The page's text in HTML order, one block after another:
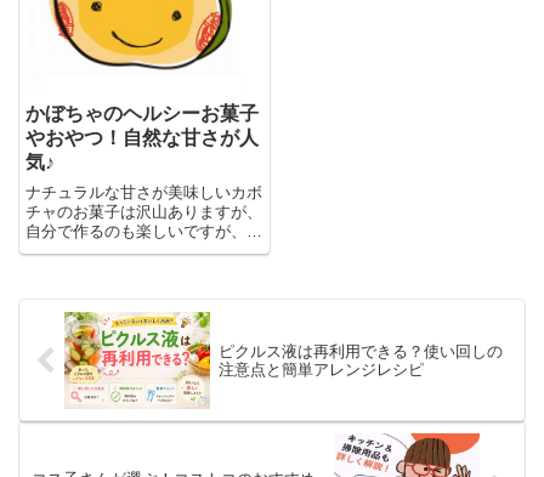
かぼちゃのヘルシーお菓子
やおやつ！自然な甘さが人
気♪
ナチュラルな甘さが美味しいカボ
チャのお菓子は沢山ありますが、
自分で作るのも楽しいですが、市
販されている栄養価抜群のかぼち
ピクルス液は再利用できる？使い回しの
注意点と簡単アレンジレシピ